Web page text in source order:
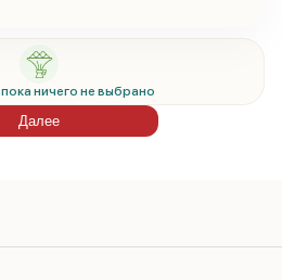
пока ничего не выбрано
Далее